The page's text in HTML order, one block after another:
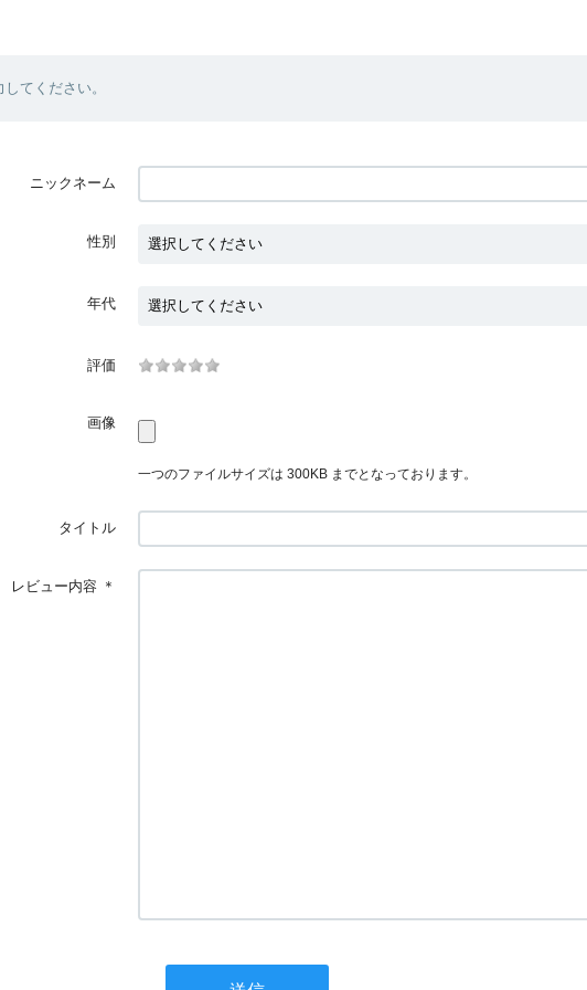
てください。
ニックネーム
性別
年代
評価
画像
一つのファイルサイズは 300KB までとなっております。
タイトル
レビュー内容 ＊